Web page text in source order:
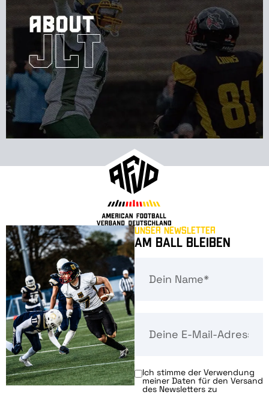
Unser Newsletter
Am Ball bleiben
Ich stimme der Verwendung
meiner Daten für den Versand
des Newsletters zu